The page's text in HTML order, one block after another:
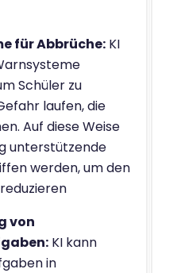
für Abbrüche: KI
Schüler zu
laufen, die
Auf diese Weise
unterstützende
werden, um den
von
KI kann
in